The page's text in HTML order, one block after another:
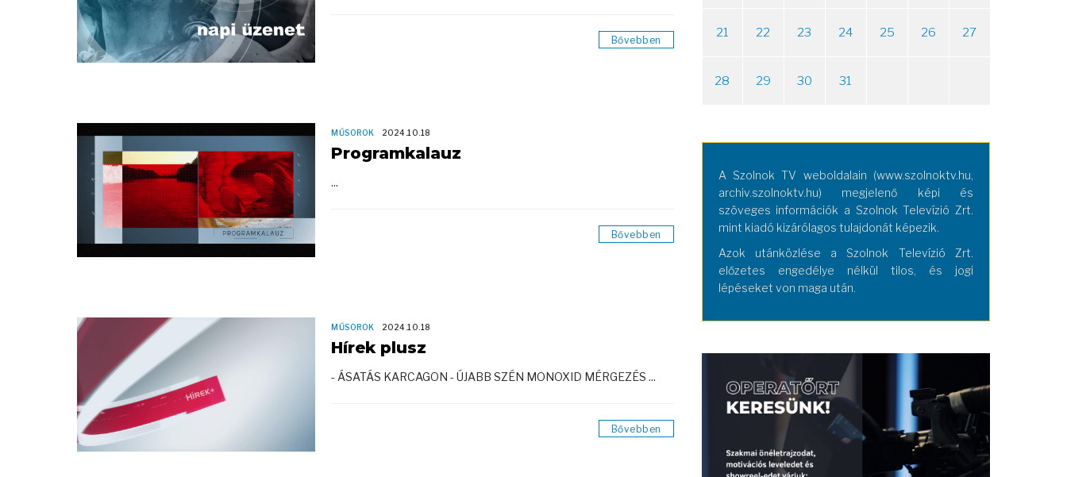
Bővebben
MŰSOROK 2024.10.18
Programkalauz
...
Bővebben
MŰSOROK 2024.10.18
Hírek plusz
- ÁSATÁS KARCAGON - ÚJABB SZÉN MONOXID MÉRGEZÉS ...
Bővebben
21 22 23 24 25 26 27
28 29 30 31
A Szolnok TV weboldalain (www.szolnoktv.hu,
archiv.szolnoktv.hu) megjelenő képi és
szöveges információk a Szolnok Televízió Zrt.
mint kiadó kizárólagos tulajdonát képezik.
Azok utánközlése a Szolnok Televízió Zrt.
előzetes engedélye nélkül tilos, és jogi
lépéseket von maga után.